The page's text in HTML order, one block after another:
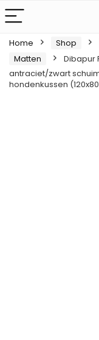
Home Shop
Matten
Dibapur
antraciet/zwart
hondenkussen